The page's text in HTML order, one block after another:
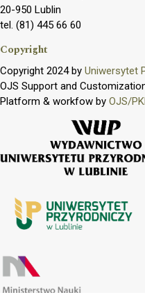
20-950 Lublin
tel. (81) 445 66 60
Copyright
Copyright 2024 by Uniwersytet
OJS Support and
Platform & workfow by OJS/